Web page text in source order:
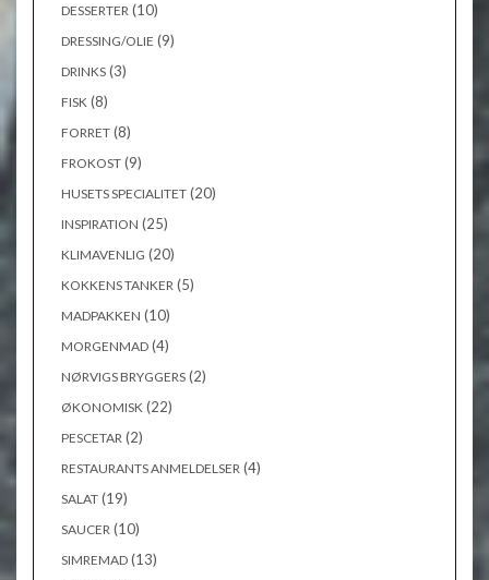
DESSERTER (10)
DRESSING/OLIE (9)
DRINKS (3)
FISK (8)
FORRET (8)
FROKOST (9)
HUSETS SPECIALITET (20)
INSPIRATION (25)
KLIMAVENLIG (20)
KOKKENS TANKER (5)
MADPAKKEN (10)
MORGENMAD (4)
NØRVIGS BRYGGERS (2)
ØKONOMISK (22)
PESCETAR (2)
RESTAURANTS ANMELDELSER (4)
SALAT (19)
SAUCER (10)
SIMREMAD (13)